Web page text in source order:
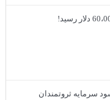
سرمایه ثروتمندان